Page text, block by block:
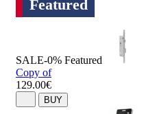
Featured
SALE-0% Featured
Copy of
129.00€
BUY